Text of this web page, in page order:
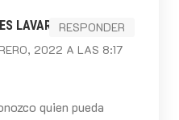
LAVARIEGA
2022 A LAS 8:17
RESPONDER
quien pueda